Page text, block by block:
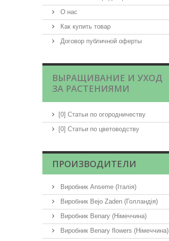
О нас
Как купить товар
Договор публичной оферты
ВЫРАЩИВАНИЕ И УХОД
ЗА РАСТЕНИЯМИ
[0] Статьи по огородничеству
[0] Статьи по цветоводству
ПРОИЗВОДИТЕЛИ
Виробник Anseme (Італія)
Виробник Bejo Zaden (Голландія)
Виробник Benary (Німеччина)
Виробник Benary flowers (Німеччина)